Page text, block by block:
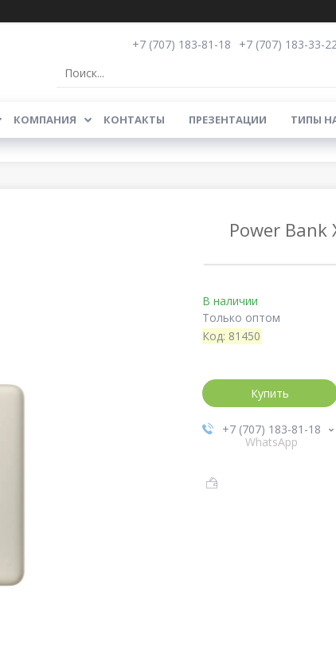
+7 (707) 183-81-18
+7 (707) 183-33-
КОМПАНИЯ КОНТАКТЫ ПРЕЗЕНТАЦИИ ТИПЫ
Power Bank
В наличии
Только оптом
Код: 81450
Купить
+7 (707) 183-81-18
WhatsApp